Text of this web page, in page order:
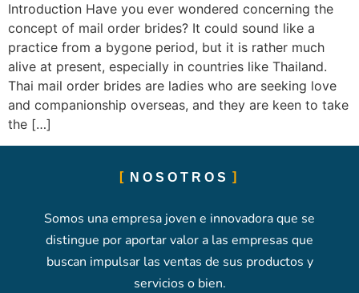
Introduction Have you ever wondered concerning the
concept of mail order brides? It could sound like a
practice from a bygone period, but it is rather much
alive at present, especially in countries like Thailand.
Thai mail order brides are ladies who are seeking love
and companionship overseas, and they are keen to take
the […]
NOSOTROS
Somos una empresa joven e innovadora que se
distingue por aportar valor a las empresas que
buscan impulsar las ventas de sus productos y
servicios o bien.